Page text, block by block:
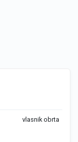
vlasnik obrta